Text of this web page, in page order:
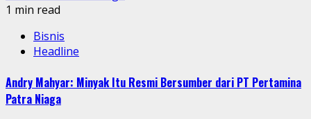
1 min read
Bisnis
Headline
Andry Mahyar: Minyak Itu Resmi Bersumber dari PT Pertamina
Patra Niaga